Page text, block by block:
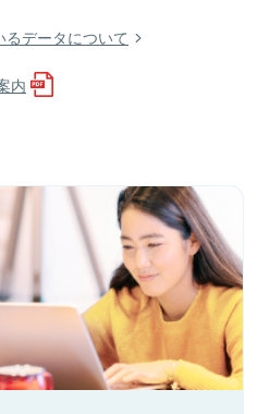
データについて
内